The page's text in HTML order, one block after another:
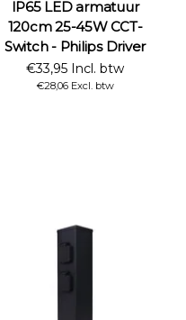
IP65 LED armatuur
120cm 25-45W CCT-
Switch - Philips Driver
€33,95 Incl. btw
€28,06 Excl. btw